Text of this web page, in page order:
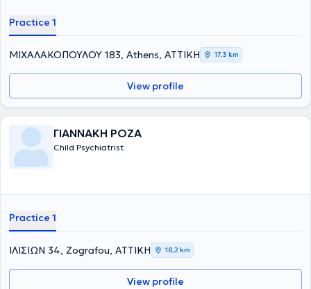
Practice 1
ΜΙΧΑΛΑΚΟΠΟΥΛΟΥ 183, Athens, ΑΤΤΙΚΗ 17,3 km
View profile
ΓΙΑΝΝΑΚΗ ΡΟΖΑ
Child Psychiatrist
Practice 1
ΙΛΙΣΙΩΝ 34, Zografou, ΑΤΤΙΚΗ 18,2 km
View profile